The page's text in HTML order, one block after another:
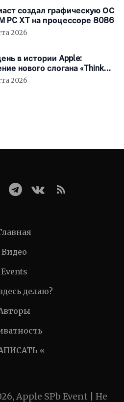
создал графическую ОС
PC XT на процессоре 8086
2026
в истории Apple:
нового слогана «Think
2026
Видео
Events
делаю?
«
Apple SPb Event | Не